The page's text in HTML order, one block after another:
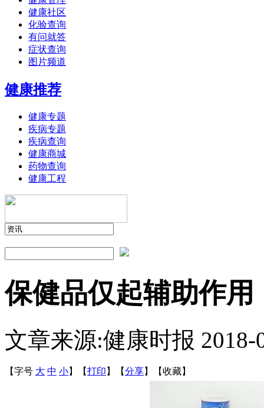
健康社区
化验查询
有问就答
症状查询
图片频道
健康推荐
健康专题
疾病专题
疾病查询
健康商城
药物查询
健康工程
保健品仅起辅助作
文章来源:健康时报 2018-
【字号 大 中 小】 【打印 】 【分享】 【收藏】